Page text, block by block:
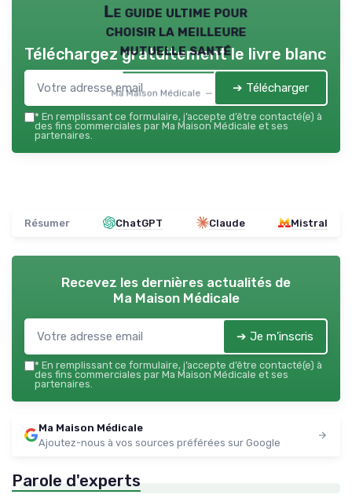
Le guide ultime pour
choisir la meilleure
mutuelle santé
Ma Maison Médicale — 2026
Téléchargez gratuitement le livre blanc
➔ Télécharger
* En remplissant ce formulaire, j’accepte d’être contacté(e) à
des fins commerciales par Ma Maison Médicale et ses
partenaires.
Résumer ChatGPT Claude Mistral
Recevez les dernières actualités de
Ma Maison Médicale
➔ Je m'inscris
* En remplissant ce formulaire, j’accepte d’être contacté(e) à
des fins commerciales par Ma Maison Médicale et ses
partenaires.
Ma Maison Médicale
Ajoutez-nous à vos sources préférées sur Google
Parole d'experts